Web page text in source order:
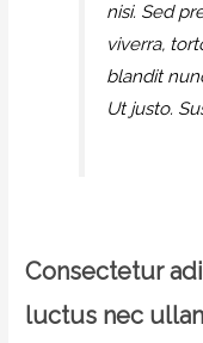
nisi. Sed
viverra,
blandit
Ut justo.
Consectetur
luctus nec